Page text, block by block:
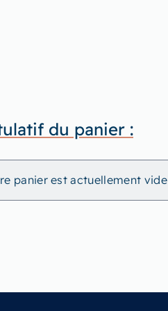
du panier :
panier est actuellement